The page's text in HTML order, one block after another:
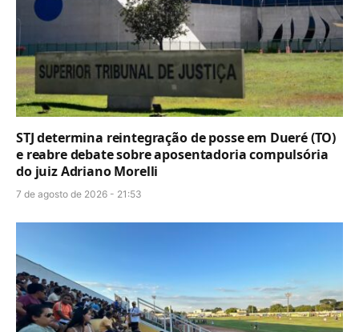
STJ determina reintegração de posse em Dueré (TO)
e reabre debate sobre aposentadoria compulsória
do juiz Adriano Morelli
7 de agosto de 2026 - 21:53